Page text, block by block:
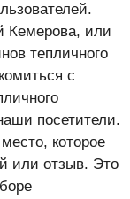
Кемерова, или
тепличного
с
посетители.
которое
или отзыв. Это